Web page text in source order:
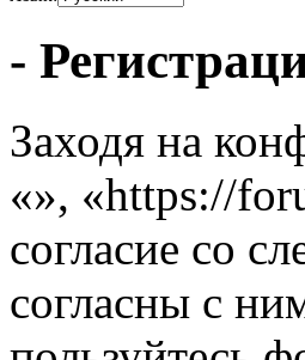
-
Заходя на
«», «https://
согласие со
согласны с